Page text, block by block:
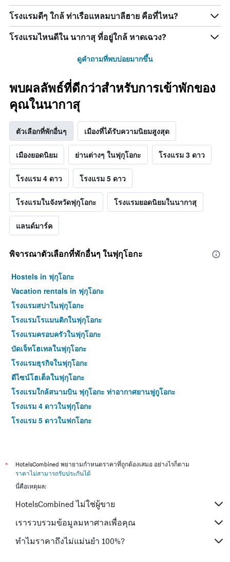
โรงแรมดีๆ ใกล้ ท่าเรือแหลมบาลีฮาย คือที่ไหน?
โรงแรมไหนดีใน นากาสุ ที่อยู่ใกล้ หาดเฉวง?
ดูคำถามที่พบบ่อยมากขึ้น
พบผลลัพธ์ที่ดีกว่าสำหรับการเข้าพักของ
คุณในนากาสุ
ตัวเลือกที่พักอื่นๆ เมืองที่ได้รับความนิยมสูงสุด
เมืองยอดนิยม ย่านต่างๆ ในฟุกุโอกะ โรงแรม 3 ดาว
โรงแรม 4 ดาว โรงแรม 5 ดาว
โรงแรมในจังหวัดฟุกุโอกะ โรงแรมยอดนิยมในนากาสุ
แลนด์มาร์ค
พิจารณาตัวเลือกที่พักอื่นๆ ในฟุกุโอกะ
Hostels in ฟุกุโอกะ
Vacation rentals in ฟุกุโอกะ
โรงแรมสปาในฟุกุโอกะ
โรงแรมโรแมนติกในฟุกุโอกะ
โรงแรมครอบครัวในฟุกุโอกะ
บัดเจ็ทโฮเทลในฟุกุโอกะ
โรงแรมธุรกิจในฟุกุโอกะ
ดีไซน์โฮเต็ลในฟุกุโอกะ
โรงแรมใกล้สนามบิน ฟุกุโอกะ ท่าอากาศยานฟูกูโอกะ
โรงแรม 4 ดาวในฟุกุโอกะ
โรงแรม 5 ดาวในฟุกุโอกะ
*
HotelsCombined พยายามกำหนดราคาที่ถูกต้องเสมอ อย่างไรก็ตาม
ราคาไม่สามารถรับประกันได้
นี่คือเหตุผล:
HotelsCombined ไม่ใช่ผู้ขาย
เรารวบรวมข้อมูลมหาศาลเพื่อคุณ
ทำไมราคาถึงไม่แม่นยำ 100%?